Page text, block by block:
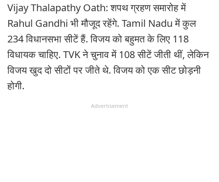
Vijay Thalapathy Oath: शपथ ग्रहण समारोह में
Rahul Gandhi भी मौजूद रहेंगे. Tamil Nadu में कुल
234 विधानसभा सीटें हैं. विजय को बहुमत के लिए 118
विधायक चाहिए. TVK ने चुनाव में 108 सीटें जीती थीं, लेकिन
विजय खुद दो सीटों पर जीते थे. विजय को एक सीट छोड़नी
होगी.
Advertisement